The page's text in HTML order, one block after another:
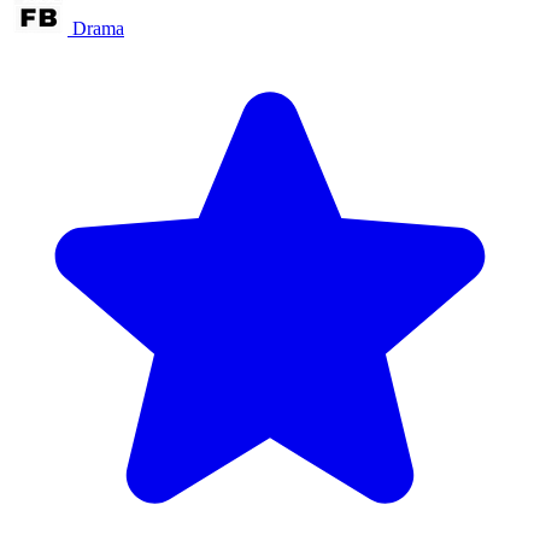
Drama